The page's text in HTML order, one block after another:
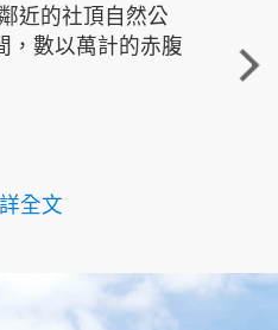
近的社頂自然公
，數以萬計的赤腹
詳全文
重
走進